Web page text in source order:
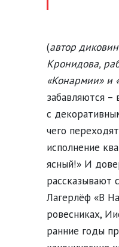
(автор
Кронидова,
«Конармии» и
забавляются –
с
чего
исполнение
ясный!» И
рассказывают
Лагерлёф «В
ровесниках,
ранние годы